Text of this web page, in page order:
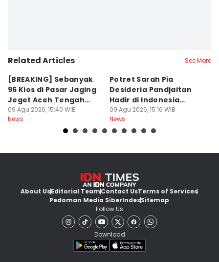
Related Articles See More
[BREAKING] Sebanyak
96 Kios di Pasar Jaging
Jeget Aceh Tengah
Terbakar
09 Agu 2026, 15:40 WIB
News
Potret Sarah Pia
Desideria Pandjaitan
Hadir di Indonesia
Fashion Week 2026
09 Agu 2026, 15:16 WIB
News
About UsEditorial TeamContact UsTerms of Services
Pedoman Media SiberIndexSitemap
Follow Us
Download